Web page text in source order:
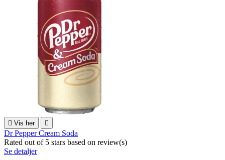
 Vis her 
Dr Pepper Cream Soda
Rated out of 5 stars based on review(s)
Se detaljer